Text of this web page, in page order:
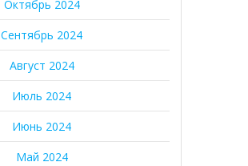
Октябрь 2024
Сентябрь 2024
Август 2024
Июль 2024
Июнь 2024
Май 2024